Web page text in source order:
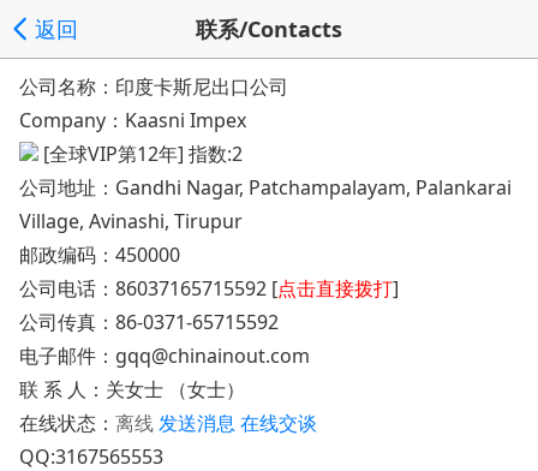
返回 联系/Contacts
公司名称：印度卡斯尼出口公司
Company：Kaasni Impex
[全球VIP第12年] 指数:2
公司地址： Gandhi Nagar, Patchampalayam, Palankarai
Village, Avinashi, Tirupur
邮政编码：450000
公司电话： 86037165715592 [点击直接拨打]
公司传真：86-0371-65715592
电子邮件： gqq@chinainout.com
联 系 人：关女士 （女士）
在线状态： 离线发送消息 在线交谈
QQ:3167565553